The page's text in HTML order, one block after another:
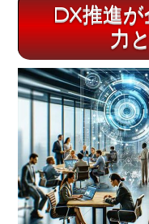
DX推進
力